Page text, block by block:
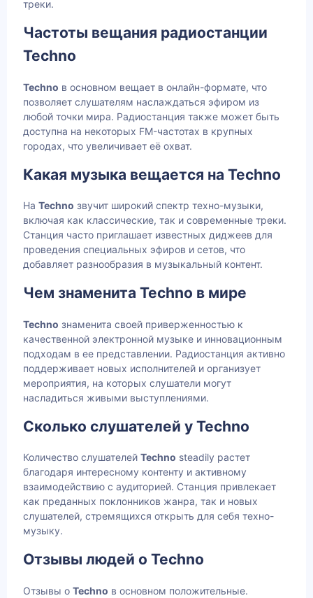
треки.
Частоты вещания радиостанции
Techno
Techno в основном вещает в онлайн-формате, что
позволяет слушателям наслаждаться эфиром из
любой точки мира. Радиостанция также может быть
доступна на некоторых FM-частотах в крупных
городах, что увеличивает её охват.
Какая музыка вещается на Techno
На Techno звучит широкий спектр техно-музыки,
включая как классические, так и современные треки.
Станция часто приглашает известных диджеев для
проведения специальных эфиров и сетов, что
добавляет разнообразия в музыкальный контент.
Чем знаменита Techno в мире
Techno знаменита своей приверженностью к
качественной электронной музыке и инновационным
подходам в ее представлении. Радиостанция активно
поддерживает новых исполнителей и организует
мероприятия, на которых слушатели могут
насладиться живыми выступлениями.
Сколько слушателей у Techno
Количество слушателей Techno steadily растет
благодаря интересному контенту и активному
взаимодействию с аудиторией. Станция привлекает
как преданных поклонников жанра, так и новых
слушателей, стремящихся открыть для себя техно-
музыку.
Отзывы людей о Techno
Отзывы о Techno в основном положительные.